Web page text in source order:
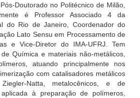
Doutorado no Politécnico de Milão,
é Professor Associado 4 da
do Rio de Janeiro, Coordenador do
Lato Sensu em Processamento de
e Vice-Diretor do IMA-UFRJ. Tem
Química e materiais não-metálicos,
atuando principalmente nos
com catalisadores metálicos
Natta, metalocênicos, e de
à preparação de polímeros,